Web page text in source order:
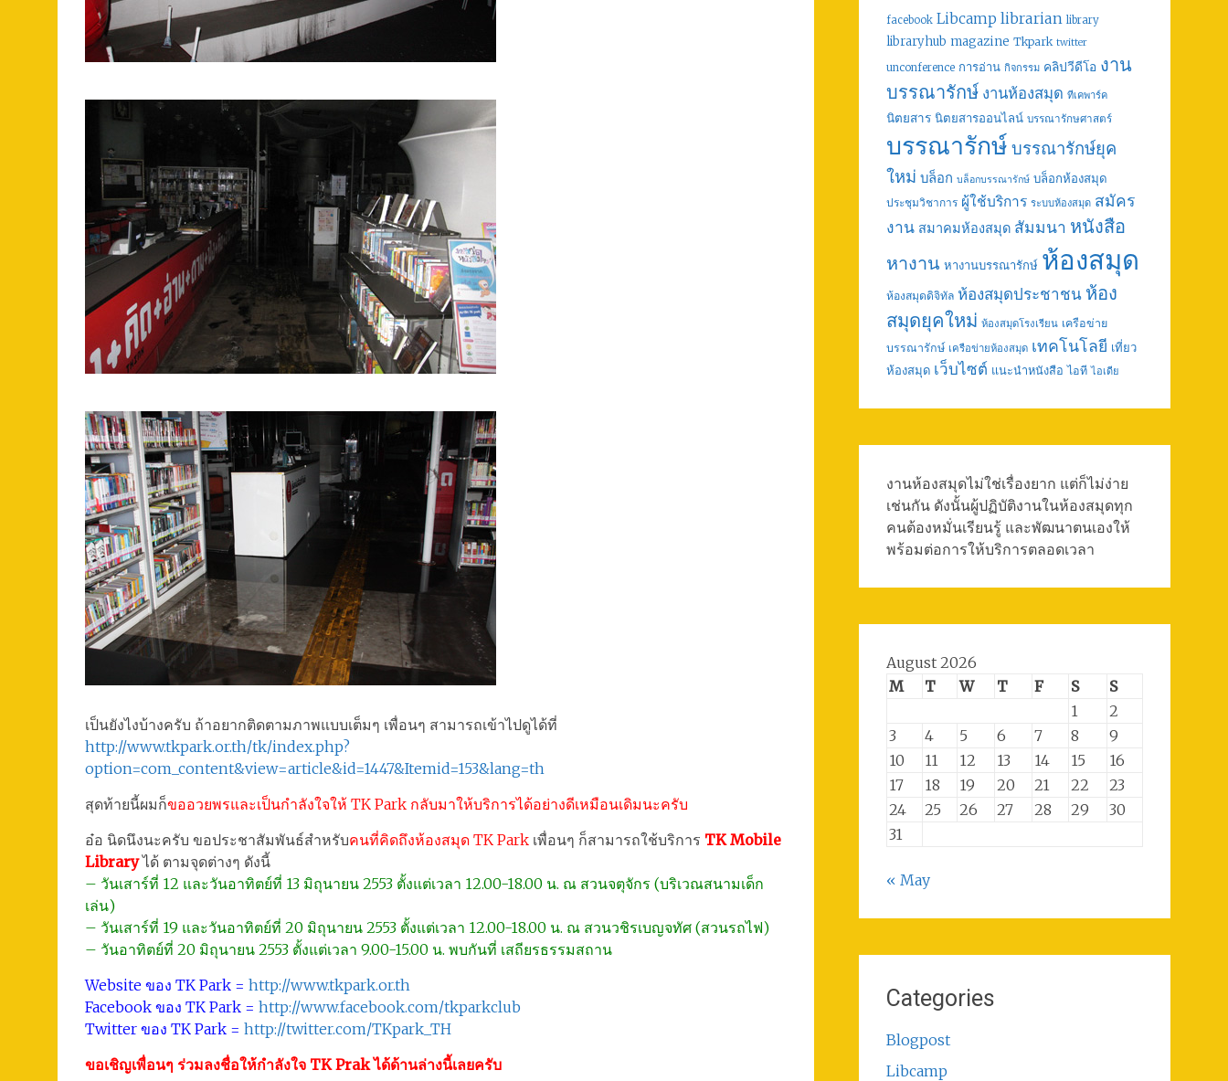
เป็นยังไงบ้างครับ ถ้าอยากติดตามภาพแบบเต็มๆ เพื่อนๆ สามารถเข้าไปดูได้ที่
http://www.tkpark.or.th/tk/index.php?
option=com_content&view=article&id=1447&Itemid=153&lang=th
สุดท้ายนี้ผมก็ขออวยพรและเป็นกำลังใจให้ TK Park กลับมาให้บริการได้อย่างดีเหมือนเดิมนะครับ
อ๋อ นิดนึงนะครับ ขอประชาสัมพันธ์สำหรับคนที่คิดถึงห้องสมุด TK Park เพื่อนๆ ก็สามารถใช้บริการ TK Mobile
Libraryได้ ตามจุดต่างๆ ดังนี้
– วันเสาร์ที่ 12 และวันอาทิตย์ที่ 13 มิถุนายน 2553 ตั้งแต่เวลา 12.00-18.00 น. ณ สวนจตุจักร (บริเวณสนามเด็ก
เล่น)
– วันเสาร์ที่ 19 และวันอาทิตย์ที่ 20 มิถุนายน 2553 ตั้งแต่เวลา 12.00-18.00 น. ณ สวนวชิรเบญจทัศ (สวนรถไฟ)
– วันอาทิตย์ที่ 20 มิถุนายน 2553 ตั้งแต่เวลา 9.00-15.00 น. พบกันที่ เสถียรธรรมสถาน
Website ของ TK Park = http://www.tkpark.or.th
Facebook ของ TK Park = http://www.facebook.com/tkparkclub
Twitter ของ TK Park = http://twitter.com/TKpark_TH
ขอเชิญเพื่อนๆ ร่วมลงชื่อให้กำลังใจ TK Prak ได้ด้านล่างนี้เลยครับ
facebook Libcamp librarian library
libraryhub magazine Tkpark twitter
unconference การอ่าน กิจกรรม คลิปวีดีโอ งาน
บรรณารักษ์ งานห้องสมุด ทีเคพาร์ค
นิตยสาร นิตยสารออนไลน์ บรรณารักษศาสตร์
บรรณารักษ์ บรรณารักษ์ยุค
ใหม่ บล็อก บล็อกบรรณารักษ์ บล็อกห้องสมุด
ประชุมวิชาการ ผู้ใช้บริการ ระบบห้องสมุด สมัคร
งาน สมาคมห้องสมุด สัมมนา หนังสือ
หางาน หางานบรรณารักษ์ ห้องสมุด
ห้องสมุดดิจิทัล ห้องสมุดประชาชน ห้อง
สมุดยุคใหม่ ห้องสมุดโรงเรียน เครือข่าย
บรรณารักษ์ เครือข่ายห้องสมุด เทคโนโลยี เที่ยว
ห้องสมุด เว็บไซต์ แนะนำหนังสือ ไอที ไอเดีย
งานห้องสมุดไม่ใช่เรื่องยาก แต่ก็ไม่ง่าย
เช่นกัน ดังนั้นผู้ปฏิบัติงานในห้องสมุดทุก
คนต้องหมั่นเรียนรู้ และพัฒนาตนเองให้
พร้อมต่อการให้บริการตลอดเวลา
August 2026
M
T W T F S
S
1
2
3
4 5 6 7 8
9
10
11 12 13 14 15
16
17
18 19 20 21 22
23
24
25 26 27 28 29
30
31
« May
Categories
Blogpost
Libcamp